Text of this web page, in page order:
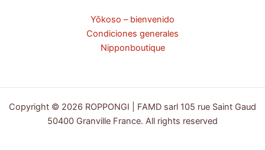
Yōkoso – bienvenido
Condiciones generales
Nipponboutique
Copyright © 2026 ROPPONGI | FAMD sarl 105 rue Saint Gaud
50400 Granville France. All rights reserved